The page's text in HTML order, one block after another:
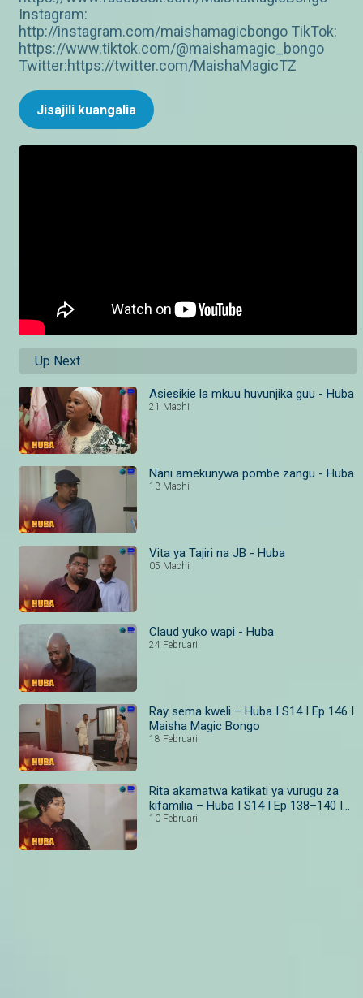
Instagram:
http://instagram.com/maishamagicbongo TikTok:
https://www.tiktok.com/@maishamagic_bongo
Twitter:https://twitter.com/MaishaMagicTZ
Jisajili kuangalia
Up Next
Asiesikie la mkuu huvunjika guu - Huba
21 Machi
Nani amekunywa pombe zangu - Huba
13 Machi
Vita ya Tajiri na JB - Huba
05 Machi
Claud yuko wapi - Huba
24 Februari
Ray sema kweli – Huba I S14 I Ep 146 I
Maisha Magic Bongo
18 Februari
Rita akamatwa katikati ya vurugu za
kifamilia – Huba I S14 I Ep 138–140 I
Maisha Magic
10 Februari